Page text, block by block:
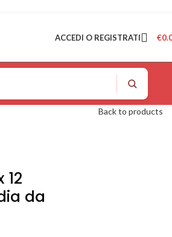
ACCEDI O REGISTRATI €
Back to products
da